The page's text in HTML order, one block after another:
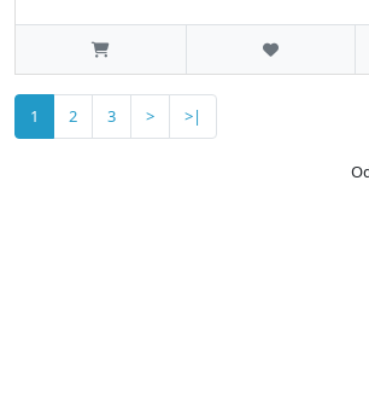
1 2 3 > >|